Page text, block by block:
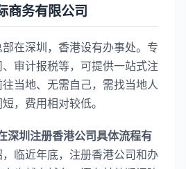
务有限公司
深圳，香港设有办事处。专
审计报税等，可提供一站式注
当地、无需自己，需找当地人
，费用相对较低。
深圳注册香港公司具体流程有
临近年底，注册香港公司和办